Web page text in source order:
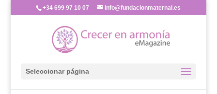
+34 699 97 10 07 info@fundacionmaternal.es
Seleccionar página